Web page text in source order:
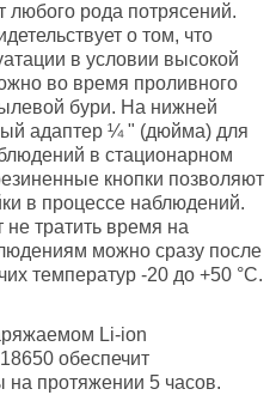
любого рода потрясений.
о том, что
в условии высокой
во время проливного
бури. На нижней
адаптер ¼ " (дюйма) для
в стационарном
кнопки позволяют
в процессе наблюдений.
тратить время на
можно сразу после
температур -20 до +50 °C.
Li-ion
обеспечит
протяжении 5 часов.